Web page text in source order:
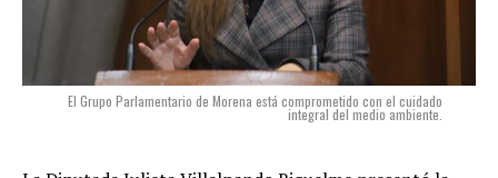
El Grupo Parlamentario de Morena está comprometido con el cuidado
integral del medio ambiente.